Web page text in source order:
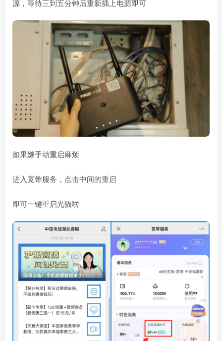
源，等待三到五分钟后重新插上电源即可
如果嫌手动重启麻烦
进入宽带服务，点击中间的重启
即可一键重启光猫啦